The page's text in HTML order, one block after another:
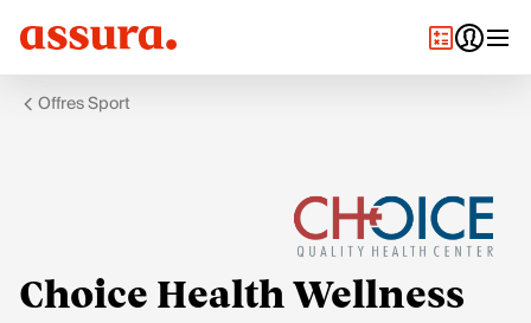
Offres Sport
Choice Health Wellness